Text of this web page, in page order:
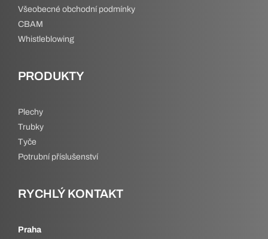
Všeobecné obchodní podmínky
CBAM
Whistleblowing
PRODUKTY
Plechy
Trubky
Tyče
Potrubní příslušenství
RYCHLÝ KONTAKT
Praha